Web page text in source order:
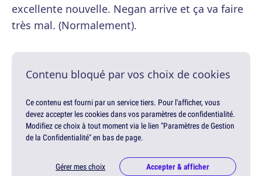
excellente nouvelle. Negan arrive et ça va faire
très mal. (Normalement).
Contenu bloqué par vos choix de cookies
Ce contenu est fourni par un service tiers. Pour l'afficher, vous
devez accepter les cookies dans vos paramètres de confidentialité.
Modifiez ce choix à tout moment via le lien "Paramètres de Gestion
de la Confidentialité" en bas de page.
Gérer mes choix Accepter & afficher